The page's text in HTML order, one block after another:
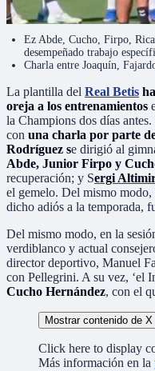
Ez Abde, Cucho, Firpo,
desempeñado trabajo
Charla entre Joaquín,
La plantilla del Real Betis
oreja a los entrenamientos
la Champions dos días
con una charla por parte
Rodríguez se dirigió al
Abde, Junior Firpo y
recuperación; y Sergi
el gemelo. Del mismo modo,
dicho adiós a la temporada,
Del mismo modo, en la
verdiblanco y actual
director deportivo, Manuel
con Pellegrini. A su vez, ‘el
Cucho Hernández, con el
Mostrar contenido de X
Click here to display
Más información en la